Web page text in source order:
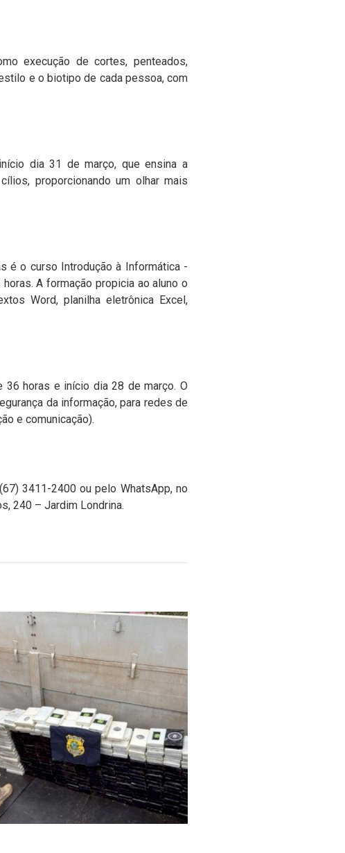
execução de cortes, penteados,
e o biotipo de cada pessoa, com
dia 31 de março, que ensina a
proporcionando um olhar mais
é o curso Introdução à Informática -
A formação propicia ao aluno o
Word, planilha eletrônica Excel,
36 horas e início dia 28 de março. O
da informação, para redes de
e comunicação).
3411-2400 ou pelo WhatsApp, no
240 – Jardim Londrina.